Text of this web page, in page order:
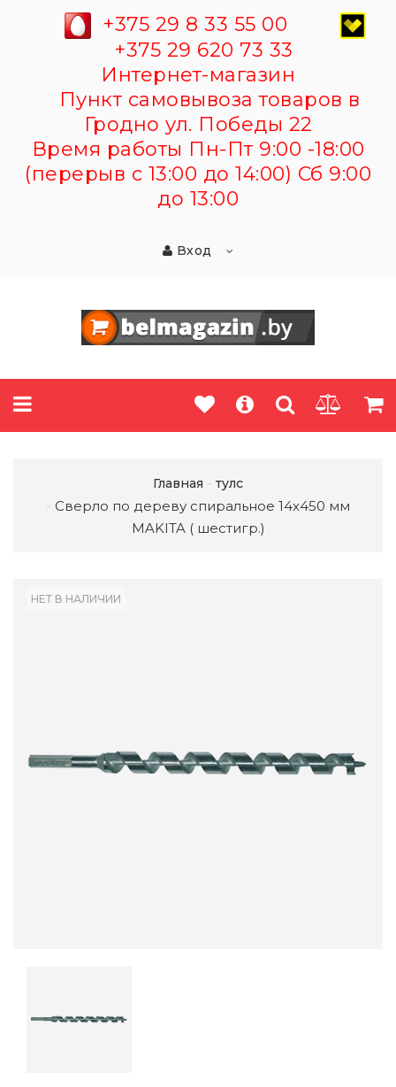
+375 29 8 33 55 00
+375 29 620 73 33
Интернет-магазин
Пункт самовывоза товаров в
Гродно ул. Победы 22
Время работы Пн-Пт 9:00 -18:00
(перерыв с 13:00 до 14:00) Сб 9:00
до 13:00
Вход
Главная тулс
Сверло по дереву спиральное 14х450 мм
MAKITA ( шестигр.)
НЕТ В НАЛИЧИИ